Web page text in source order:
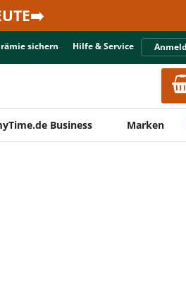
sichern Hilfe & Service
Business Marken